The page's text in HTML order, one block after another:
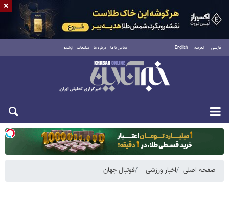
فارسی العربية English تماس با ما درباره ما تبلیغات آرشیو
یکشنبه ۱۸ مرداد ۱۴۰۵
صفحه اصلی اخبار ورزشی فوتبال جهان
×